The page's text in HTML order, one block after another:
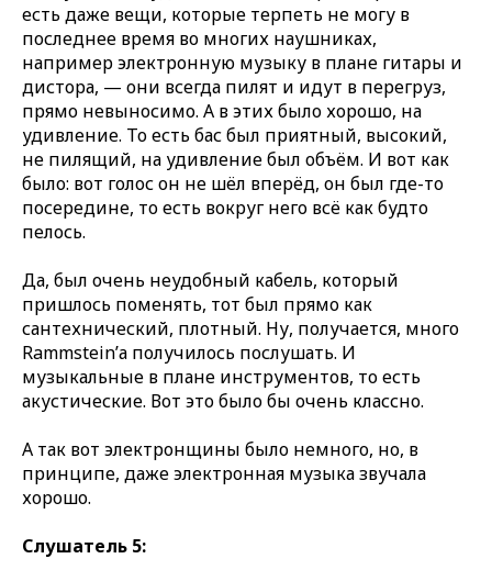
есть даже вещи, которые терпеть не могу в
последнее время во многих наушниках,
например электронную музыку в плане гитары и
дистора, — они всегда пилят и идут в перегруз,
прямо невыносимо. А в этих было хорошо, на
удивление. То есть бас был приятный, высокий,
не пилящий, на удивление был объём. И вот как
было: вот голос он не шёл вперёд, он был где-то
посередине, то есть вокруг него всё как будто
пелось.
Да, был очень неудобный кабель, который
пришлось поменять, тот был прямо как
сантехнический, плотный. Ну, получается, много
Rammstein’а получилось послушать. И
музыкальные в плане инструментов, то есть
акустические. Вот это было бы очень классно.
А так вот электронщины было немного, но, в
принципе, даже электронная музыка звучала
хорошо.
Слушатель 5: